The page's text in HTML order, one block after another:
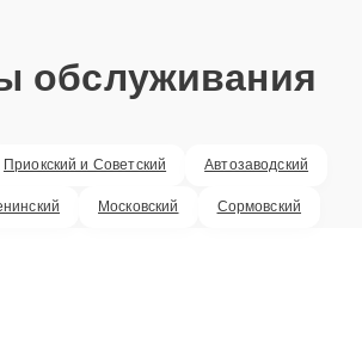
обслуживания
Приокский и Советский Автозаводский
Московский Сормовский